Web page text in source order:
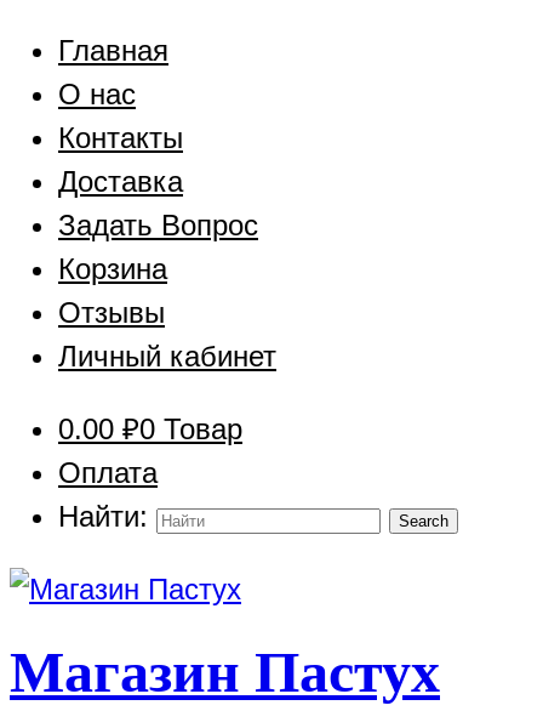
Главная
О нас
Контакты
Доставка
Задать Вопрос
Корзина
Отзывы
Личный кабинет
0.00 ₽0 Товар
Оплата
Найти:
Магазин Пастух